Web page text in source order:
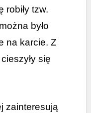
robiły tzw.
było
na karcie. Z
się
zainteresują